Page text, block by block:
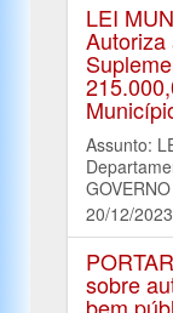
LEI
20/12/2023
sobre